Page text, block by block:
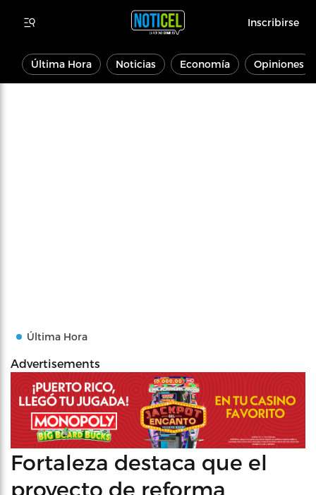
Inscribirse
Última Hora Noticias Economía Opiniones
Última Hora
Advertisements
Fortaleza destaca que el
proyecto de reforma